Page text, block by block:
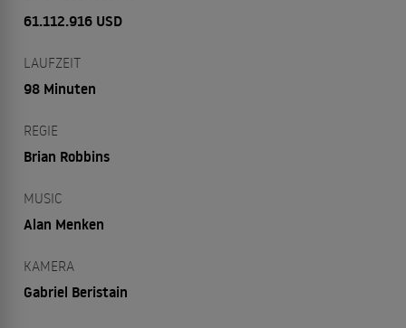
61.112.916 USD
LAUFZEIT
98 Minuten
REGIE
Brian Robbins
MUSIC
Alan Menken
KAMERA
Gabriel Beristain